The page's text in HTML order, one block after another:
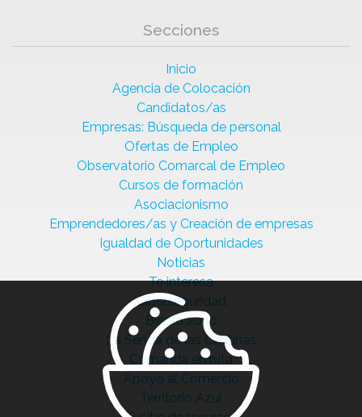
Secciones
Inicio
Agencia de Colocación
Candidatos/as
Empresas: Búsqueda de personal
Ofertas de Empleo
Observatorio Comarcal de Empleo
Cursos de formación
Asociacionismo
Emprendedores/as y Creación de empresas
Igualdad de Oportunidades
Noticias
Te interesa
Ciberseguridad
Bierzo 2030
La Senda de las Cantinas
Comanda en ruta
Apoyo al Comercio
Territorio Azul